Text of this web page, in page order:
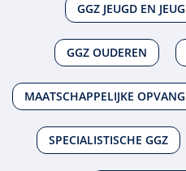
GGZ JEUGD EN
GGZ OUDEREN
MAATSCHAPPELIJKE
SPECIALISTISCHE GGZ